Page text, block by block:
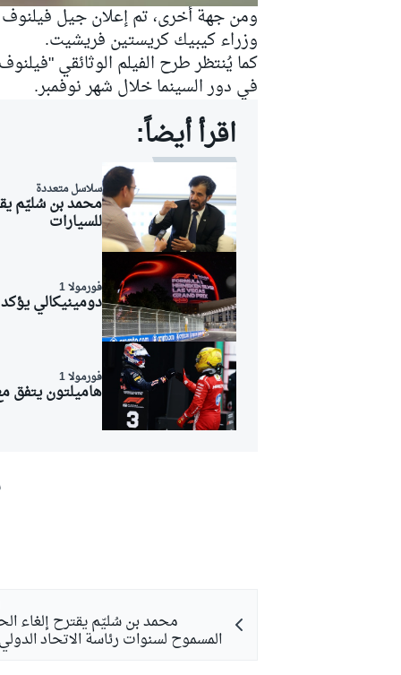
بطولات أخرى
ومن جهة أخرى، تم إعلان جيل
وزراء كيبيك كريستين فريشيت.
كما يُنتظر طرح الفيلم الوثائقي
في دور السينما خلال شهر نوفمبر.
اقرأ أيضاً:
سلاسل متعددة
محمد بن سُليّم
للسيارات
فورمولا 1
دومينيكالي
فورمولا 1
هاميلتون يتفق
محمد بن سُليّم يقترح إلغاء
المسموح لسنوات رئاسة الاتحاد